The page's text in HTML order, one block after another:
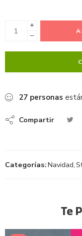
+
−
27 personas
Compartir
Categorías:Navidad,
Te